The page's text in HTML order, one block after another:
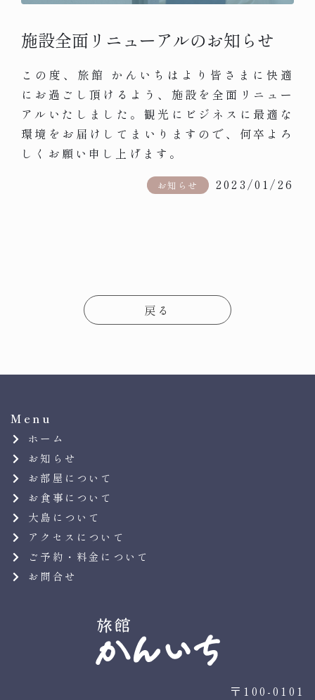
施設全面リニューアルのお知らせ
この度、旅館 かんいちはより皆さまに快適
にお過ごし頂けるよう、施設を全面リニュー
アルいたしました。観光にビジネスに最適な
環境をお届けしてまいりますので、何卒よろ
しくお願い申し上げます。
お知らせ 2023/01/26
戻る
Menu
ホーム
お知らせ
お部屋について
お食事について
大島について
アクセスについて
ご予約・料金について
お問合せ
〒100-0101